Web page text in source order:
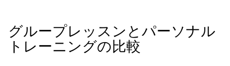
グループレッスンとパーソナル
トレーニングの比較